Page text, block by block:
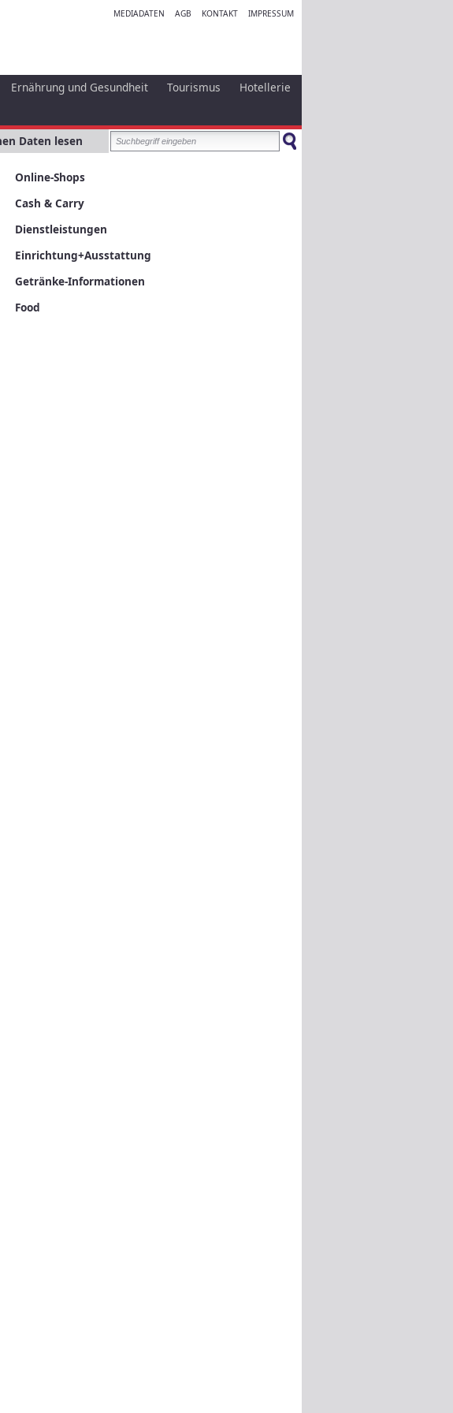
MEDIADATEN AGB KONTAKT IMPRESSUM
Ernährung und Gesundheit Tourismus
Hotellerie
Daten lesen
Online-Shops
Cash & Carry
Dienstleistungen
Einrichtung+Ausstattung
Getränke-Informationen
Food